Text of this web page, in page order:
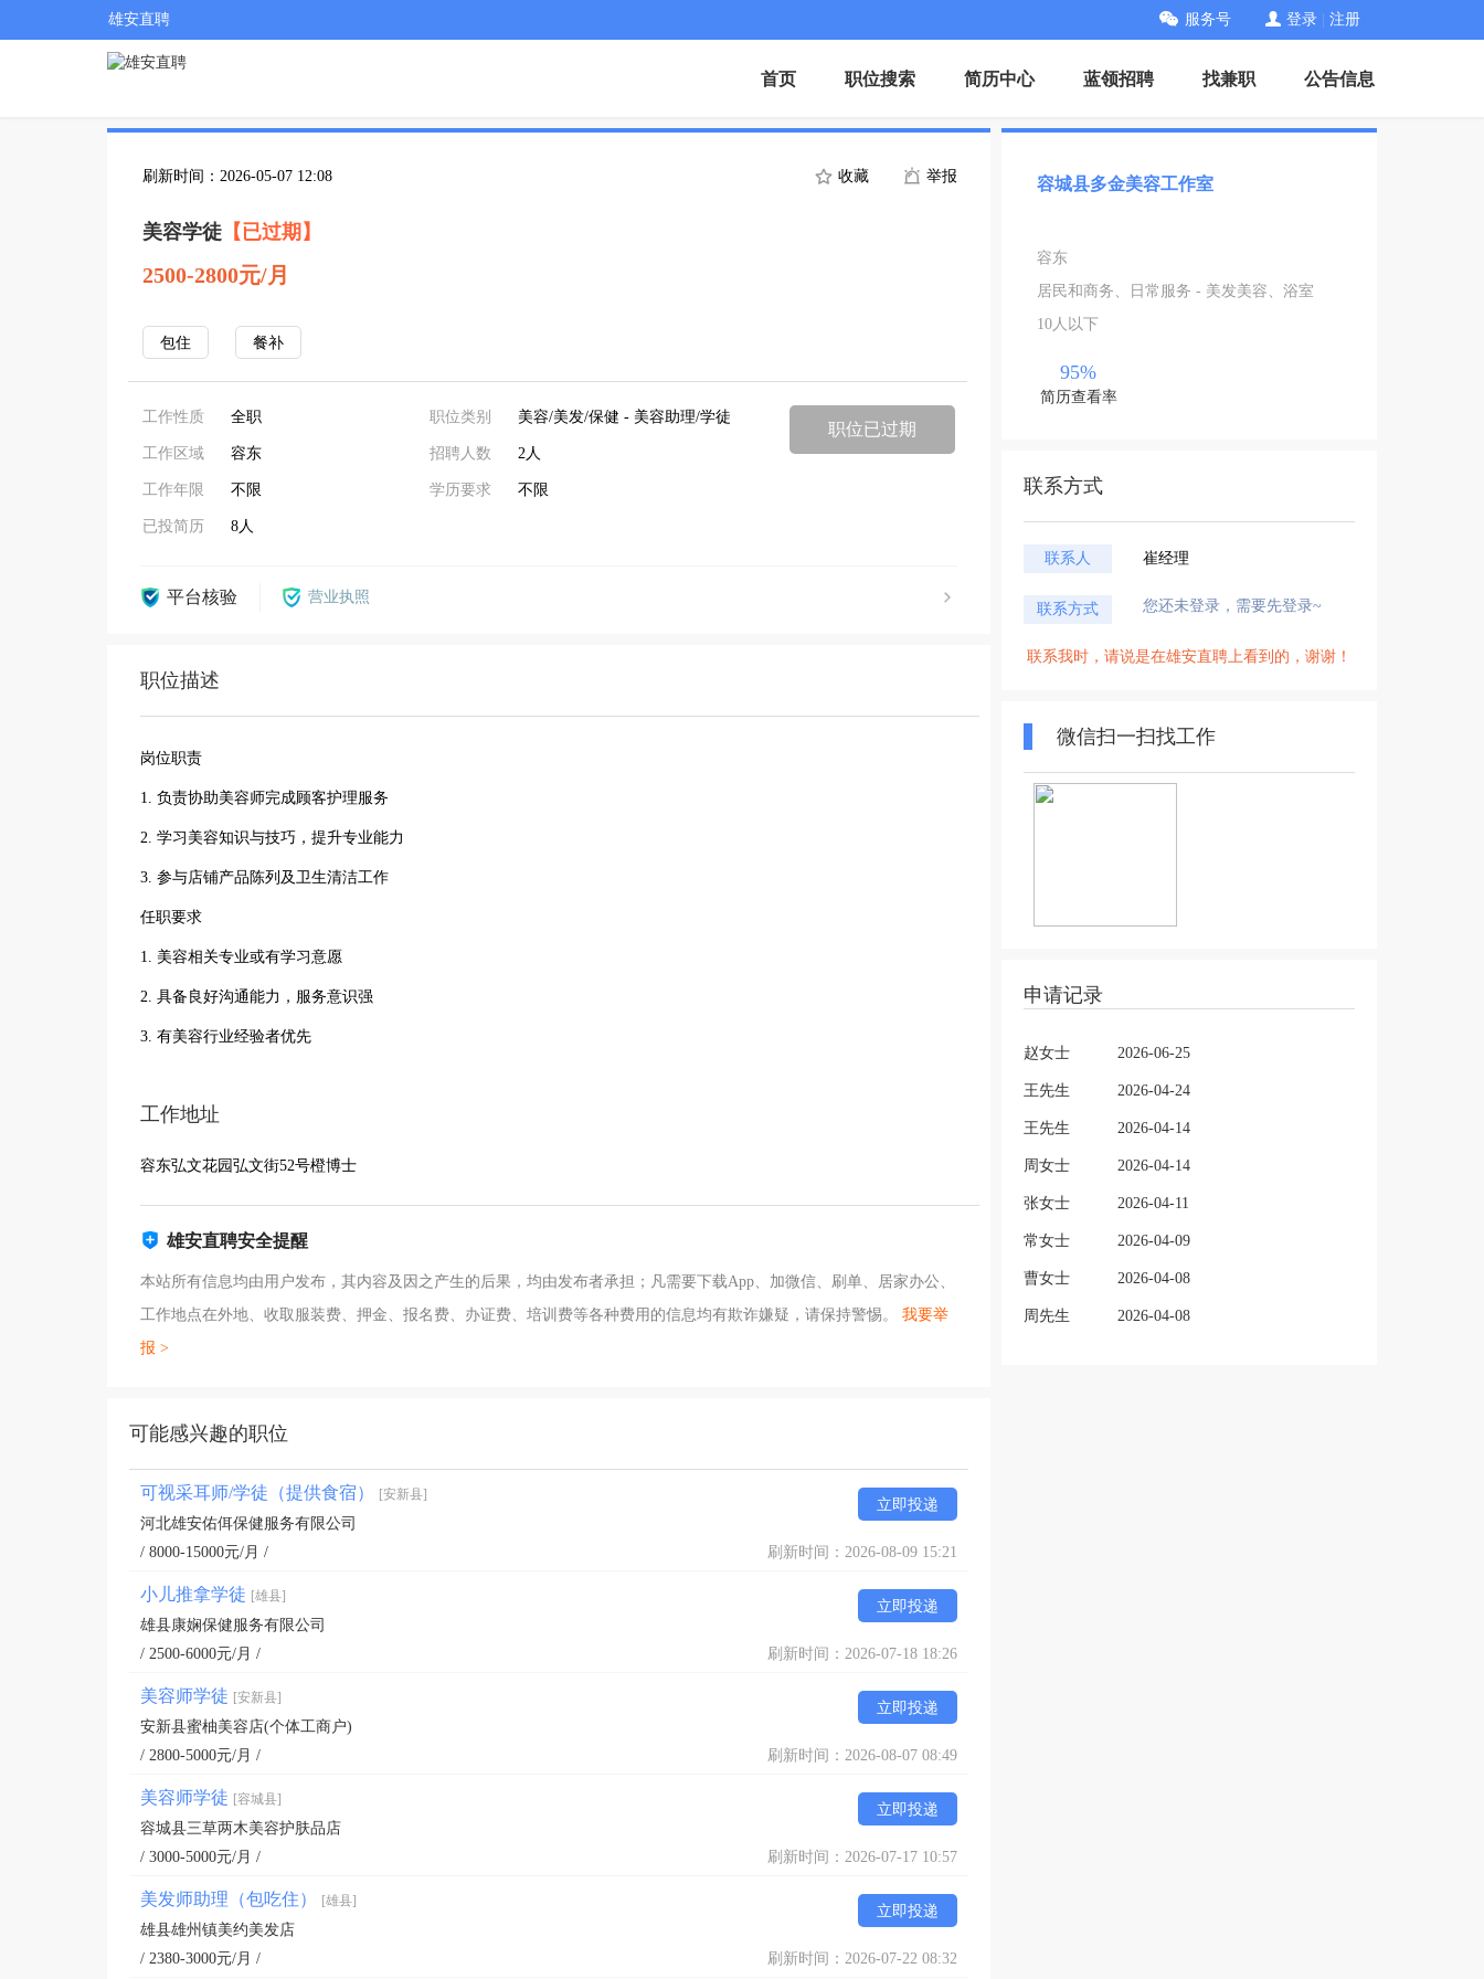
雄安直聘 服务号 登录 注册
首页 职位搜索 简历中心 蓝领招聘 找兼职 公告信息
刷新时间：2026-05-07 12:08 收藏 举报
美容学徒 【已过期】
2500-2800元/月
包住 餐补
工作性质 全职
工作区域 容东
工作年限 不限
已投简历 8人
职位类别 美容/美发/保健 - 美容助理/学徒
招聘人数 2人
学历要求 不限
职位已过期
平台核验 营业执照
职位描述
岗位职责
1. 负责协助美容师完成顾客护理服务
2. 学习美容知识与技巧，提升专业能力
3. 参与店铺产品陈列及卫生清洁工作
任职要求
1. 美容相关专业或有学习意愿
2. 具备良好沟通能力，服务意识强
3. 有美容行业经验者优先
工作地址
容东弘文花园弘文街52号橙博士
雄安直聘安全提醒
本站所有信息均由用户发布，其内容及因之产生的后果，均由发布者承担；凡需要下载App、加微信、刷单、居家办公、
工作地点在外地、收取服装费、押金、报名费、办证费、培训费等各种费用的信息均有欺诈嫌疑，请保持警惕。 我要举
报 >
可能感兴趣的职位
可视采耳师/学徒（提供食宿） [安新县]
立即投递
河北雄安佑佴保健服务有限公司
/ 8000-15000元/月 /
刷新时间：2026-08-09 15:21
小儿推拿学徒 [雄县]
立即投递
雄县康娴保健服务有限公司
/ 2500-6000元/月 /
刷新时间：2026-07-18 18:26
美容师学徒 [安新县]
立即投递
安新县蜜柚美容店(个体工商户)
/ 2800-5000元/月 /
刷新时间：2026-08-07 08:49
美容师学徒 [容城县]
立即投递
容城县三草两木美容护肤品店
/ 3000-5000元/月 /
刷新时间：2026-07-17 10:57
美发师助理（包吃住） [雄县]
立即投递
雄县雄州镇美约美发店
/ 2380-3000元/月 /
刷新时间：2026-07-22 08:32
容城县多金美容工作室
容东
居民和商务、日常服务 - 美发美容、浴室
10人以下
95%
简历查看率
联系方式
联系人 崔经理
联系方式 您还未登录，需要先登录~
联系我时，请说是在雄安直聘上看到的，谢谢！
微信扫一扫找工作
申请记录
赵女士 2026-06-25
王先生 2026-04-24
王先生 2026-04-14
周女士 2026-04-14
张女士 2026-04-11
常女士 2026-04-09
曹女士 2026-04-08
周先生 2026-04-08